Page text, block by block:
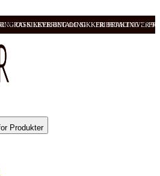
OG SIKKER BETALING FRI FRAKT OVER
RASK LEVERING OG SIKKER BETALING
Produkter